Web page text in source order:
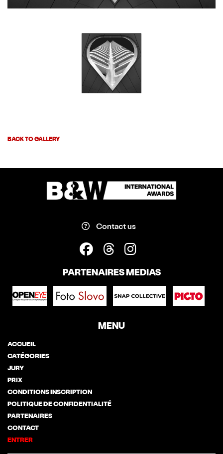
BACK TO GALLERY
Contact us
PARTENAIRES MEDIAS
MENU
ACCUEIL
CATÉGORIES
JURY
PRIX
CONDITIONS INSCRIPTION
POLITIQUE DE CONFIDENTIALITÉ
PARTENAIRES
CONTACT
ENTRER